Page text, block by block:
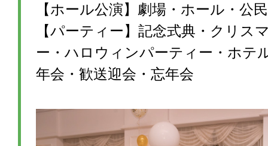
【ホール公演】劇場・ホール・公
【パーティー】記念式典・クリス
ー・ハロウィンパーティー・ホテ
年会・歓送迎会・忘年会